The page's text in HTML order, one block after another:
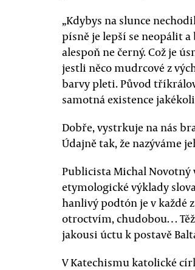
„Kdybys na slunce
písně je lepší se neopálit
alespoň ne černý. Což je
jestli něco mudrcové z
barvy pleti. Původ
samotná existence
Dobře, vystrkuje na nás
Údajně tak, že nazýváme
Publicista Michal Novotný
etymologické výklady
hanlivý podtón je v každé
otroctvím, chudobou…
jakousi úctu k postavě
V Katechismu katolické